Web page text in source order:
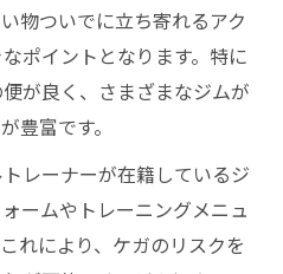
物ついでに立ち寄れるアク
ポイントとなります。特に
が良く、さまざまなジムが
豊富です。
レーナーが在籍しているジ
ームやトレーニングメニュ
れにより、ケガのリスクを